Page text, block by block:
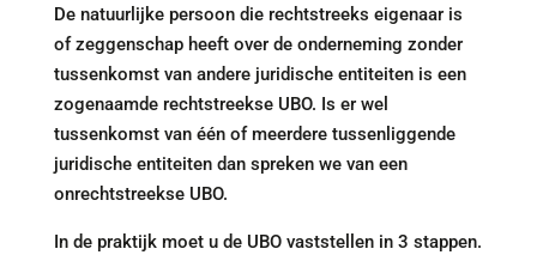
De natuurlijke persoon die rechtstreeks eigenaar is
of zeggenschap heeft over de onderneming zonder
tussenkomst van andere juridische entiteiten is een
zogenaamde rechtstreekse UBO. Is er wel
tussenkomst van één of meerdere tussenliggende
juridische entiteiten dan spreken we van een
onrechtstreekse UBO.
In de praktijk moet u de UBO vaststellen in 3 stappen.